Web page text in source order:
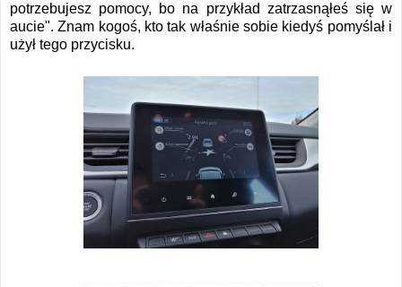
potrzebujesz pomocy, bo na przykład zatrzasnąłeś się w
aucie". Znam kogoś, kto tak właśnie sobie kiedyś pomyślał i
użył tego przycisku.